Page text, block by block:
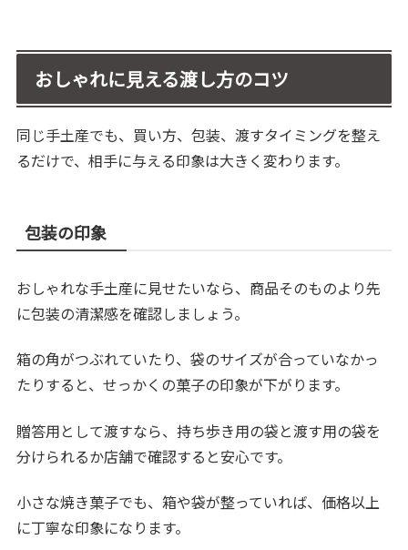
おしゃれに見える渡し方のコツ
同じ手土産でも、買い方、包装、渡すタイミングを整え
るだけで、相手に与える印象は大きく変わります。
包装の印象
おしゃれな手土産に見せたいなら、商品そのものより先
に包装の清潔感を確認しましょう。
箱の角がつぶれていたり、袋のサイズが合っていなかっ
たりすると、せっかくの菓子の印象が下がります。
贈答用として渡すなら、持ち歩き用の袋と渡す用の袋を
分けられるか店舗で確認すると安心です。
小さな焼き菓子でも、箱や袋が整っていれば、価格以上
に丁寧な印象になります。